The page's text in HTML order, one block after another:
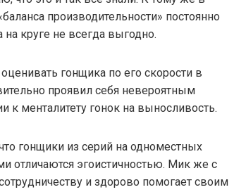
производительности» постоянно
круге не всегда выгодно.
гонщика по его скорости в
проявил себя невероятным
к менталитету гонок на выносливость.
гонщики из серий на одноместных
отличаются эгоистичностью. Мик же с
и здорово помогает своим